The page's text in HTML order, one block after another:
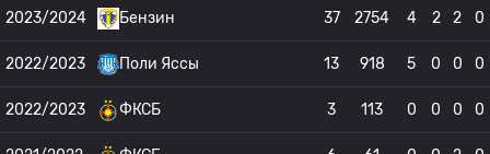
2023/2024 Бензин 37 2754 4 2 2 0
2022/2023 Поли Яссы 13 918 5 0 0 0
2022/2023 ФКСБ 3 113 0 0 0 0